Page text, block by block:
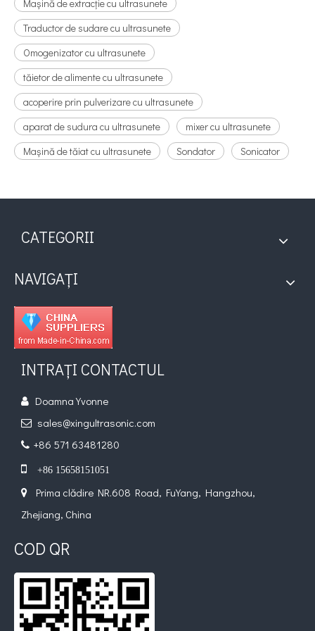
Mașină de extracție cu ultrasunete
Traductor de sudare cu ultrasunete
Omogenizator cu ultrasunete
tăietor de alimente cu ultrasunete
acoperire prin pulverizare cu ultrasunete
aparat de sudura cu ultrasunete
mixer cu ultrasunete
Mașină de tăiat cu ultrasunete
Sondator Sonicator
CATEGORII
NAVIGAȚI
INTRAȚI CONTACTUL
 Doamna Yvonne
 sales@xingultrasonic.com
 +86 571 63481280
 +86 15658151051

Prima clădire NR.608 Road, FuYang, Hangzhou,
Zhejiang, China
COD QR